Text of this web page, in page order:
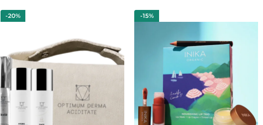
-20% -15%